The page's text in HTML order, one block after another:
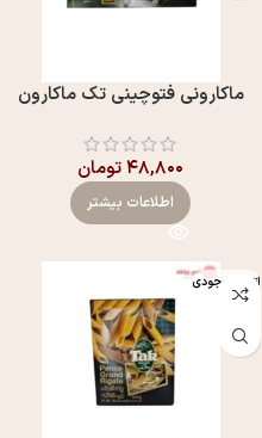
ماکارونی فتوچینی تک ماکارون
۴۸,۸۰۰تومان
اطلاعات بیشتر
اتمام موجودی